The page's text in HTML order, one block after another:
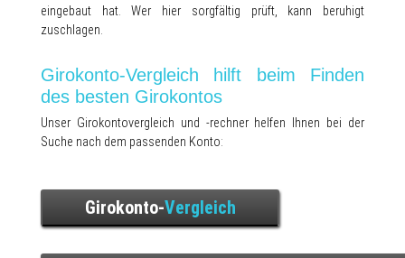
eingebaut hat. Wer hier sorgfältig prüft, kann beruhigt
zuschlagen.
Girokonto-Vergleich hilft beim Finden
des besten Girokontos
Unser Girokontovergleich und -rechner helfen Ihnen bei der
Suche nach dem passenden Konto:
Girokonto-Vergleich